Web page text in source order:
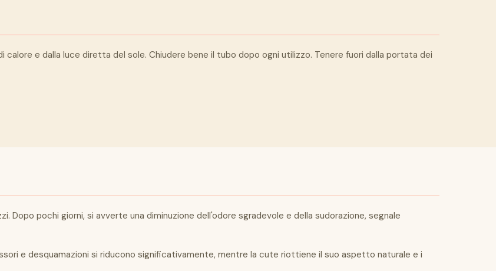
e dalla luce diretta del sole. Chiudere bene il tubo dopo ogni utilizzo. Tenere fuori dalla portata dei
Dopo pochi giorni, si avverte una diminuzione dell'odore sgradevole e della sudorazione, segnale
e desquamazioni si riducono significativamente, mentre la cute riottiene il suo aspetto naturale e i